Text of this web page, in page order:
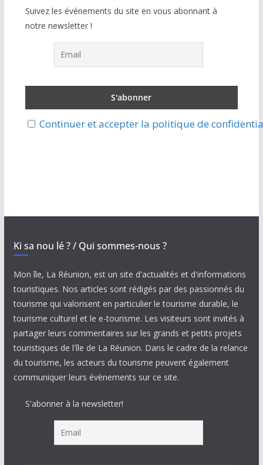
Suivez les évènements du site en vous abonnant à
notre newsletter !
Continuer et accepter la politique de
Ki sa nou lé ? / Qui sommes-nous ?
Mon île, La Réunion, est un site d'actualités et d'informations
touristiques. Nos articles sont rédigés par des passionnés du
tourisme qui valorisent en particulier le tourisme durable, le
tourisme culturel et le e-tourisme. Les visiteurs sont invités à
partager leurs commentaires sur les grands et petits projets
touristiques de l'île de La Réunion. Dans le cadre de la relance
du tourisme, les acteurs du tourisme peuvent également
communiquer leurs évènements sur ce site.
S'abonner à la newsletter!